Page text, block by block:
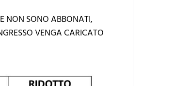
NON SONO ABBONATI,
VENGA CARICATO